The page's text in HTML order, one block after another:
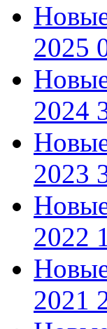
2025
2024
2023
2022
2021